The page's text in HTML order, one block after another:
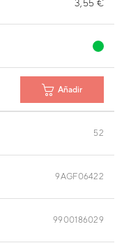
3,55 €
Añadir
52
9AGF06422
9900186029